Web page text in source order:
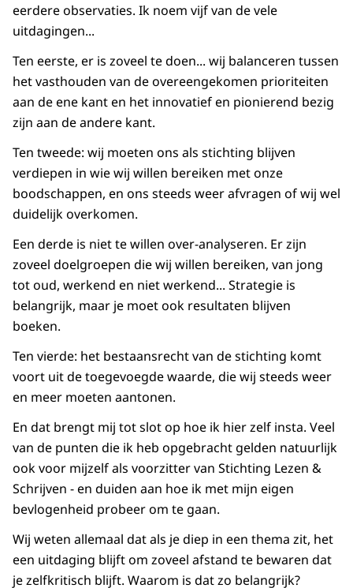
eerdere observaties. Ik noem vijf van de vele
uitdagingen...
Ten eerste, er is zoveel te doen... wij balanceren tussen
het vasthouden van de overeengekomen prioriteiten
aan de ene kant en het innovatief en pionierend bezig
zijn aan de andere kant.
Ten tweede: wij moeten ons als stichting blijven
verdiepen in wie wij willen bereiken met onze
boodschappen, en ons steeds weer afvragen of wij wel
duidelijk overkomen.
Een derde is niet te willen over-analyseren. Er zijn
zoveel doelgroepen die wij willen bereiken, van jong
tot oud, werkend en niet werkend... Strategie is
belangrijk, maar je moet ook resultaten blijven
boeken.
Ten vierde: het bestaansrecht van de stichting komt
voort uit de toegevoegde waarde, die wij steeds weer
en meer moeten aantonen.
En dat brengt mij tot slot op hoe ik hier zelf insta. Veel
van de punten die ik heb opgebracht gelden natuurlijk
ook voor mijzelf als voorzitter van Stichting Lezen &
Schrijven - en duiden aan hoe ik met mijn eigen
bevlogenheid probeer om te gaan.
Wij weten allemaal dat als je diep in een thema zit, het
een uitdaging blijft om zoveel afstand te bewaren dat
je zelfkritisch blijft. Waarom is dat zo belangrijk?